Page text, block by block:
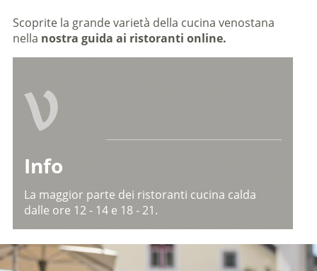
Scoprite la grande varietà della cucina venostana
nella nostra guida ai ristoranti online.
V
Info
La maggior parte dei ristoranti cucina calda
dalle ore 12 - 14 e 18 - 21.